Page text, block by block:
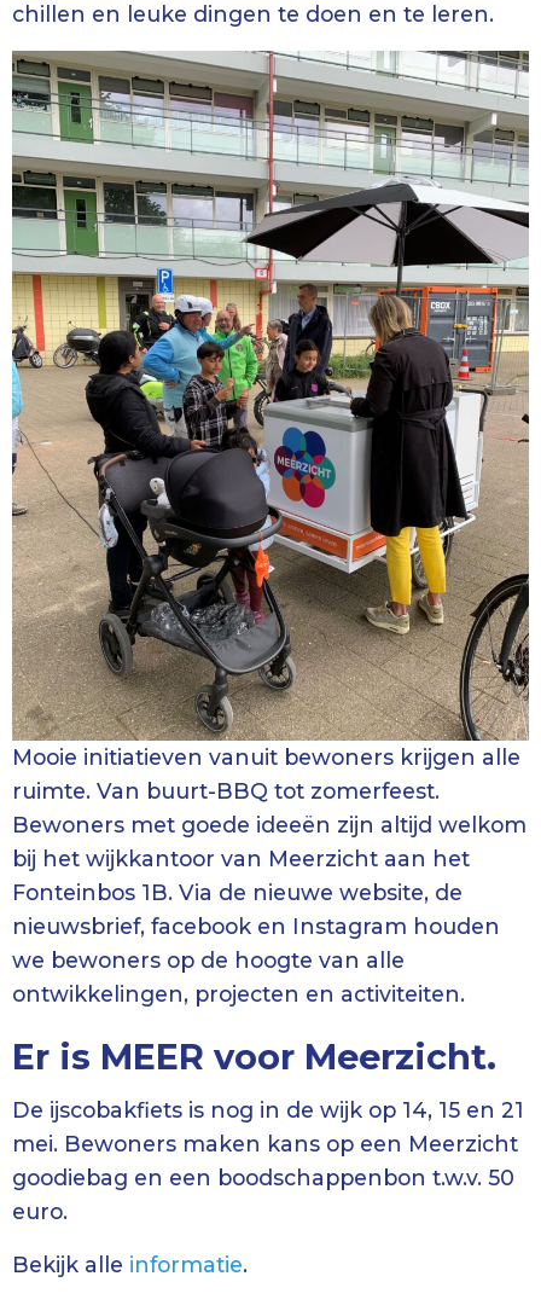
chillen en leuke dingen te doen en te leren.
Mooie initiatieven vanuit bewoners krijgen alle
ruimte. Van buurt-BBQ tot zomerfeest.
Bewoners met goede ideeën zijn altijd welkom
bij het wijkkantoor van Meerzicht aan het
Fonteinbos 1B. Via de nieuwe website, de
nieuwsbrief, facebook en Instagram houden
we bewoners op de hoogte van alle
ontwikkelingen, projecten en activiteiten.
Er is MEER voor Meerzicht.
De ijscobakfiets is nog in de wijk op 14, 15 en 21
mei. Bewoners maken kans op een Meerzicht
goodiebag en een boodschappenbon t.w.v. 50
euro.
Bekijk alle informatie.